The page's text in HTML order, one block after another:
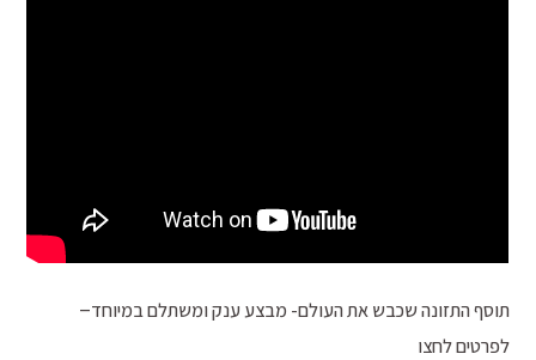
תוסף התזונה שכבש את העולם- מבצע ענק ומשתלם במיוחד–
לפרטים לחצו